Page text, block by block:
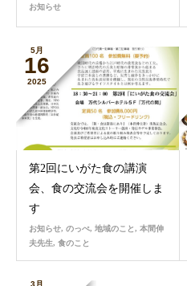
お知らせ
5月
16
2025
第2回にいがた食の講演
会、食の交流会を開催しま
す
お知らせ, のっぺ, 地域のこと, 本間伸
夫先生, 食のこと